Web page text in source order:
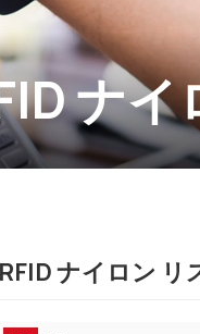
ナ
RFID ナイロン リ